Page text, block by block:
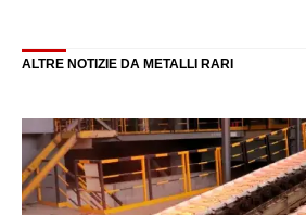
ALTRE NOTIZIE DA METALLI RARI